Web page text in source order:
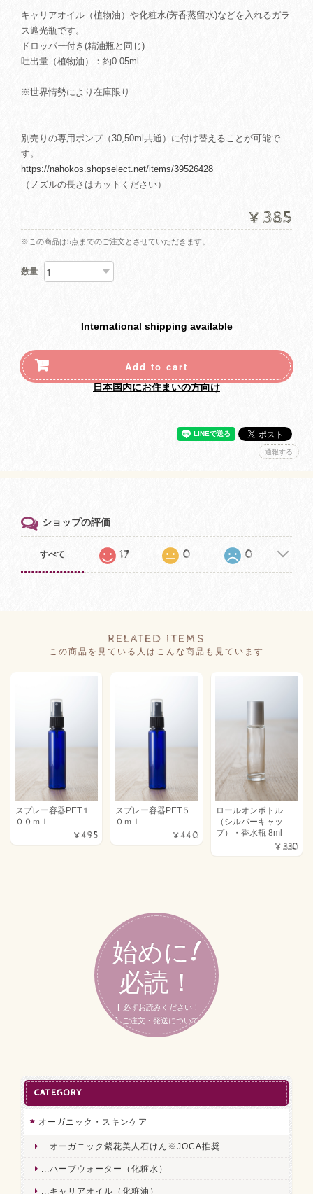
キャリアオイル（植物油）や化粧水(芳香蒸留水)などを入れるガラ
ス遮光瓶です。
ドロッパー付き(精油瓶と同じ)
吐出量（植物油）：約0.05ml
※世界情勢により在庫限り
別売りの専用ポンプ（30,50ml共通）に付け替えることが可能で
す。
https://nahokos.shopselect.net/items/39526428
（ノズルの長さはカットください）
¥385
※この商品は5点までのご注文とさせていただきます。
数量
International shipping available
Add to cart
日本国内にお住まいの方向け
通報する
ショップの評価
すべて 17 0 0
RELATED ITEMS
この商品を見ている人はこんな商品も見ています
スプレー容器PET１
００ｍｌ
¥495
スプレー容器PET５
０ｍｌ
¥440
ロールオンボトル
（シルバーキャッ
プ）・香水瓶 8ml
¥330
始めに!
必読！
【 必ずお読みください！
】ご注文・発送について
CATEGORY
オーガニック・スキンケア
...オーガニック紫花美人石けん※JOCA推奨
...ハーブウォーター（化粧水）
...キャリアオイル（化粧油）